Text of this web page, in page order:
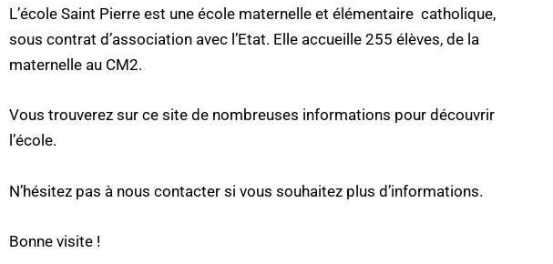
L’école Saint Pierre est une école maternelle et élémentaire catholique,
sous contrat d’association avec l’Etat. Elle accueille 255 élèves, de la
maternelle au CM2.
Vous trouverez sur ce site de nombreuses informations pour découvrir
l’école.
N’hésitez pas à nous contacter si vous souhaitez plus d’informations.
Bonne visite !